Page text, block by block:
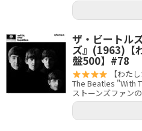
ザ・ビートル
ズ』(1963)【
盤500】#78
【わた
The Beatles "With
ストーンズファン